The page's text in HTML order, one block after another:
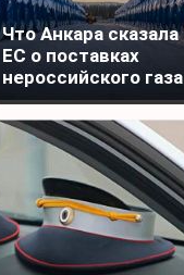
Что Анкара сказала
ЕС о поставках
нероссийского газа